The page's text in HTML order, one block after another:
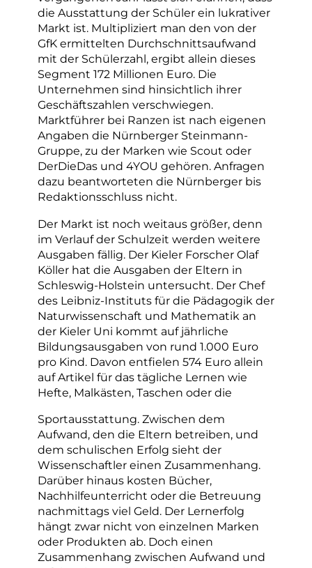
die Ausstattung der Schüler ein lukrativer
Markt ist. Multipliziert man den von der
GfK ermittelten Durchschnittsaufwand
mit der Schülerzahl, ergibt allein dieses
Segment 172 Millionen Euro. Die
Unternehmen sind hinsichtlich ihrer
Geschäftszahlen verschwiegen.
Marktführer bei Ranzen ist nach eigenen
Angaben die Nürnberger Steinmann-
Gruppe, zu der Marken wie Scout oder
DerDieDas und 4YOU gehören. Anfragen
dazu beantworteten die Nürnberger bis
Redaktionsschluss nicht.
Der Markt ist noch weitaus größer, denn
im Verlauf der Schulzeit werden weitere
Ausgaben fällig. Der Kieler Forscher Olaf
Köller hat die Ausgaben der Eltern in
Schleswig-Holstein untersucht. Der Chef
des Leibniz-Instituts für die Pädagogik der
Naturwissenschaft und Mathematik an
der Kieler Uni kommt auf jährliche
Bildungsausgaben von rund 1.000 Euro
pro Kind. Davon entfielen 574 Euro allein
auf Artikel für das tägliche Lernen wie
Hefte, Malkästen, Taschen oder die
Sportausstattung. Zwischen dem
Aufwand, den die Eltern betreiben, und
dem schulischen Erfolg sieht der
Wissenschaftler einen Zusammenhang.
Darüber hinaus kosten Bücher,
Nachhilfeunterricht oder die Betreuung
nachmittags viel Geld. Der Lernerfolg
hängt zwar nicht von einzelnen Marken
oder Produkten ab. Doch einen
Zusammenhang zwischen Aufwand und